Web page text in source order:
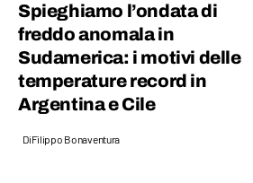
Spieghiamo l’ondata di
freddo anomala in
Sudamerica: i motivi delle
temperature record in
Argentina e Cile
DiFilippo Bonaventura